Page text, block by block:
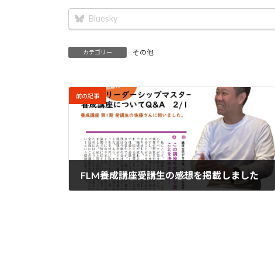
Bluesky
カテゴリー その他
前の記事
FLM養成講座受講生の感想を掲載しました